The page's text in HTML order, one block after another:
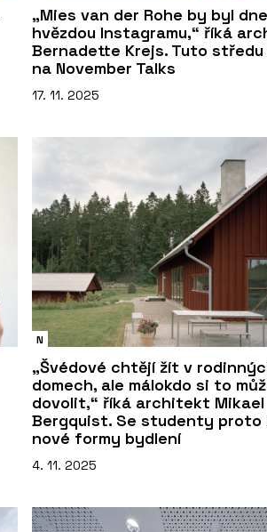
„Mies van der Rohe by byl
hvězdou Instagramu,“ říká
Bernadette Krejs. Tuto
na November Talks
17. 11. 2025
N
„Švédové chtějí žít v
domech, ale málokdo si to
dovolit,“ říká architekt Mikael
Bergquist. Se studenty proto
nové formy bydlení
4. 11. 2025